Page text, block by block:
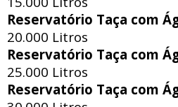
Reservatório Taça com
20.000 Litros
Reservatório Taça com
25.000 Litros
Reservatório Taça com